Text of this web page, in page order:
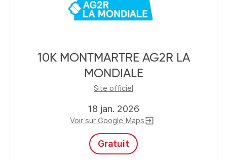
10K MONTMARTRE AG2R LA
MONDIALE
Site officiel
18 jan. 2026
Voir sur Google Mapsexit_to_app
Gratuit